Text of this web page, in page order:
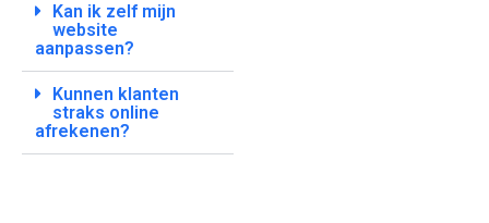
Kan ik zelf mijn
website
aanpassen?
Kunnen klanten
straks online
afrekenen?